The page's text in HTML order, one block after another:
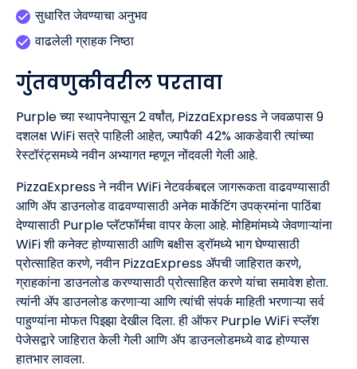
सुधारित जेवण्याचा अनुभव
वाढलेली ग्राहक निष्ठा
गुंतवणुकीवरील परतावा
Purple च्या स्थापनेपासून 2 वर्षांत, PizzaExpress ने जवळपास 9
दशलक्ष WiFi सत्रे पाहिली आहेत, ज्यापैकी 42% आकडेवारी त्यांच्या
रेस्टॉरंट्समध्ये नवीन अभ्यागत म्हणून नोंदवली गेली आहे.
PizzaExpress ने नवीन WiFi नेटवर्कबद्दल जागरूकता वाढवण्यासाठी
आणि ॲप डाउनलोड वाढवण्यासाठी अनेक मार्केटिंग उपक्रमांना पाठिंबा
देण्यासाठी Purple प्लॅटफॉर्मचा वापर केला आहे. मोहिमांमध्ये जेवणाऱ्यांना
WiFi शी कनेक्ट होण्यासाठी आणि बक्षीस ड्रॉमध्ये भाग घेण्यासाठी
प्रोत्साहित करणे, नवीन PizzaExpress ॲपची जाहिरात करणे,
ग्राहकांना डाउनलोड करण्यासाठी प्रोत्साहित करणे यांचा समावेश होता.
त्यांनी ॲप डाउनलोड करणाऱ्या आणि त्यांची संपर्क माहिती भरणाऱ्या सर्व
पाहुण्यांना मोफत पिझ्झा देखील दिला. ही ऑफर Purple WiFi स्प्लॅश
पेजेसद्वारे जाहिरात केली गेली आणि ॲप डाउनलोडमध्ये वाढ होण्यास
हातभार लावला.